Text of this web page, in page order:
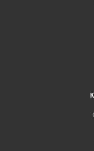
между собой на манер